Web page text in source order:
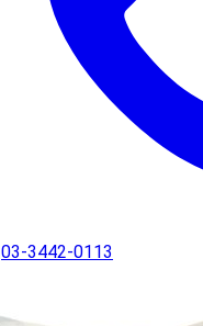
03-3442-0113